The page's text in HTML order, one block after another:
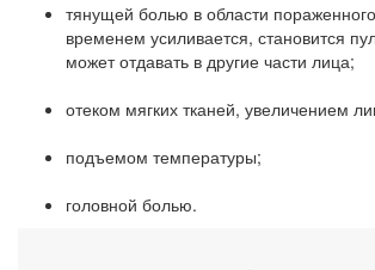
тянущей болью в области
временем усиливается, становится
может отдавать в другие части лица;
отеком мягких тканей, увеличением
подъемом температуры;
головной болью.